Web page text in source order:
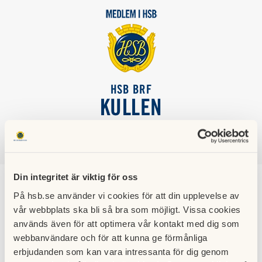
Din integritet är viktig för oss
På hsb.se använder vi cookies för att din upplevelse av
vår webbplats ska bli så bra som möjligt. Vissa cookies
används även för att optimera vår kontakt med dig som
webbanvändare och för att kunna ge förmånliga
erbjudanden som kan vara intressanta för dig genom
HSB BRF
KULLEN
Informationsmöte till
våra boende 2022-11-